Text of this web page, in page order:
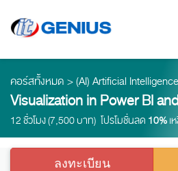
คอร์สทั้งหมด >(AI) Artificial Intelligence
Visualization in Power BI
12 ชั่วโมง (7,500 บาท) โปรโมชั่นลด 10%เ
ลงทะเบียน